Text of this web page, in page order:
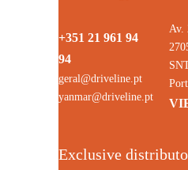
+351 21 961 94
94
geral@driveline.pt
yanmar@driveline.pt
Av.
Exclusive